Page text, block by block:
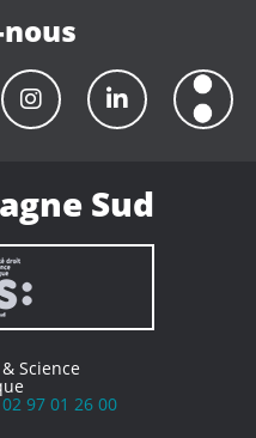
Sud
Science
02 97 01 26 00